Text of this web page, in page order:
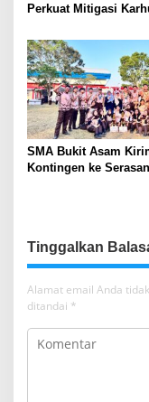
Perkuat Mitigasi
Lawang Kidul
SMA Bukit Asam
Kontingen ke
Tinggalkan
Alamat email Anda
ditandai *